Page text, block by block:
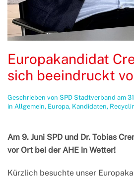
Europakandidat
sich beeindruckt
Geschrieben von SPD Stadtverband am
in Allgemein, Europa, Kandidaten,
Am 9. Juni SPD und Dr. Tobias
vor Ort bei der AHE in Wetter!
Kürzlich besuchte unser